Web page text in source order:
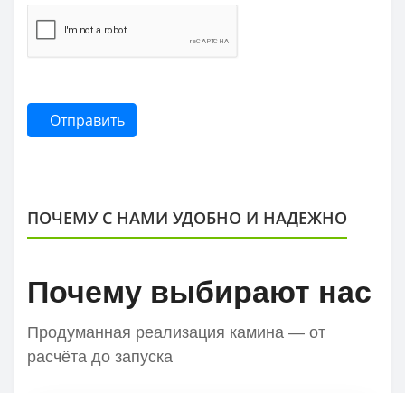
Отправить
ПОЧЕМУ С НАМИ УДОБНО И НАДЕЖНО
Почему выбирают нас
Продуманная реализация камина — от
расчёта до запуска